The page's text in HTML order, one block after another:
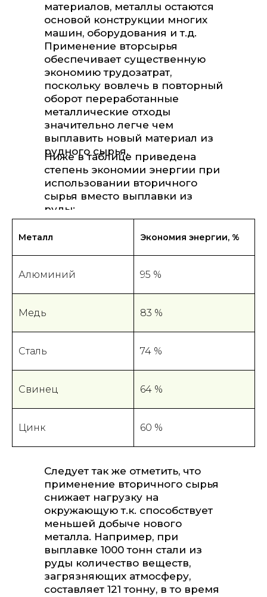
материалов, металлы остаются
основой конструкции многих
машин, оборудования и т.д.
Применение вторсырья
обеспечивает существенную
экономию трудозатрат,
поскольку вовлечь в повторный
оборот переработанные
металлические отходы
значительно легче чем
выплавить новый материал из
рудного сырья.
Ниже в таблице приведена
степень экономии энергии при
использовании вторичного
сырья вместо выплавки из
руды:
Металл Экономия энергии, %
Алюминий 95 %
Медь 83 %
Сталь 74 %
Свинец 64 %
Цинк 60 %
Следует так же отметить, что
применение вторичного сырья
снижает нагрузку на
окружающую т.к. способствует
меньшей добыче нового
металла. Например, при
выплавке 1000 тонн стали из
руды количество веществ,
загрязняющих атмосферу,
составляет 121 тонну, в то время